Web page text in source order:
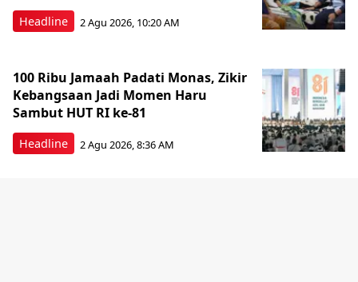
Headline 2 Agu 2026, 10:20 AM
Headline
100 Ribu Jamaah Padati Monas, Zikir
Kebangsaan Jadi Momen Haru
Sambut HUT RI ke-81
2 Agu 2026, 8:36 AM